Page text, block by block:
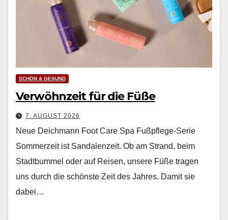
SCHÖN & GESUND
Verwöhnzeit für die Füße
7. AUGUST 2026
Neue Deichmann Foot Care Spa Fußpflege-Serie
Som­merzeit ist San­dalen­zeit. Ob am Strand, beim
Stadt­bum­mel oder auf Reisen, unsere Füße tra­gen
uns durch die schön­ste Zeit des Jahres. Damit sie
dabei…